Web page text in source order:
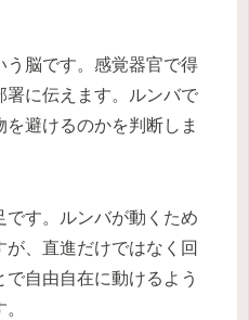
う脳です。感覚器官で得
署に伝えます。ルンバで
避けるのかを判断しま
です。ルンバが動くため
、直進だけではなく回
自由自在に動けるよう